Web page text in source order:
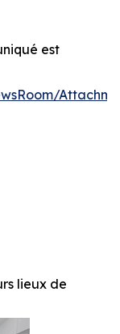
est
lieux de